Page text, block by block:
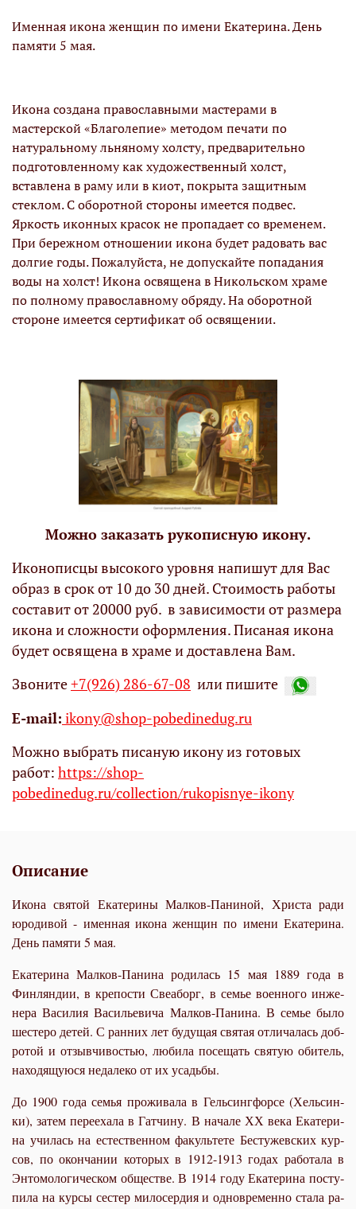
Именная икона женщин по имени Екатерина. День
памяти 5 мая.
Икона создана православными мастерами в
мастерской «Благолепие» методом печати по
натуральному льняному холсту, предварительно
подготовленному как художественный холст,
вставлена в раму или в киот, покрыта защитным
стеклом. С оборотной стороны имеется подвес.
Яркость иконных красок не пропадает со временем.
При бережном отношении икона будет радовать вас
долгие годы. Пожалуйста, не допускайте попадания
воды на холст! Икона освящена в Никольском храме
по полному православному обряду. На оборотной
стороне имеется сертификат об освящении.
Можно заказать рукописную икону.
Иконописцы высокого уровня напишут для Вас
образ в срок от 10 до 30 дней. Стоимость работы
составит от 20000 руб. в зависимости от размера
икона и сложности оформления. Писаная икона
будет освящена в храме и доставлена Вам.
Звоните+7(926) 286-67-08 или пишите
Е-mail: ikony@shop-pobedinedug.ru
Можно выбрать писаную икону из готовых
работ: https://shop-
pobedinedug.ru/collection/rukopisnye-ikony
Описание
Икона святой Екатерины Малков-Паниной, Христа ради
юродивой - именная икона женщин по имени Екатерина.
День памяти 5 мая.
Ека­те­ри­на Мал­ков-Па­ни­на ро­ди­лась 15 мая 1889 го­да в
Фин­лян­дии, в кре­по­сти Све­а­борг, в се­мье во­ен­но­го ин­же­
не­ра Ва­си­лия Ва­си­лье­ви­ча Мал­ков-Па­ни­на. В се­мье бы­ло
ше­сте­ро де­тей. С ран­них лет бу­ду­щая свя­тая от­ли­ча­лась доб­
ро­той и от­зыв­чи­во­стью, лю­би­ла по­се­щать свя­тую оби­тель,
на­хо­дя­щу­ю­ся неда­ле­ко от их усадь­бы.
До 1900 го­да се­мья про­жи­ва­ла в Гель­синг­фор­се (Хель­син­
ки), за­тем пе­ре­еха­ла в Гат­чи­ну. В на­ча­ле ХХ ве­ка Ека­те­ри­
на учи­лась на есте­ствен­ном фа­куль­те­те Бе­с­ту­жев­ских кур­
сов, по окон­ча­нии ко­то­рых в 1912-1913 го­дах ра­бо­та­ла в
Эн­то­мо­ло­ги­че­ском об­ще­стве. В 1914 го­ду Ека­те­ри­на по­сту­
пи­ла на кур­сы се­стер ми­ло­сер­дия и од­новре­мен­но ста­ла ра­